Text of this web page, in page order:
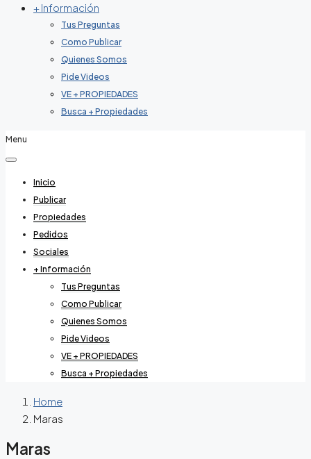
+ Información
Tus Preguntas
Como Publicar
Quienes Somos
Pide Videos
VE + PROPIEDADES
Busca + Propiedades
Menu
Inicio
Publicar
Propiedades
Pedidos
Sociales
+ Información
Tus Preguntas
Como Publicar
Quienes Somos
Pide Videos
VE + PROPIEDADES
Busca + Propiedades
Home
Maras
Maras